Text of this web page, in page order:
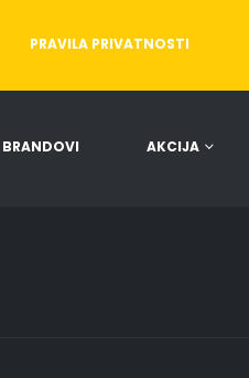
PRAVILA PRIVATNOSTI
BRANDOVI AKCIJA